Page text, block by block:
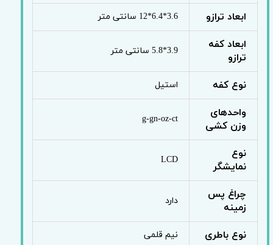
ابعاد ترازو 3.6*6.4*12 سانتی متر
ابعاد کفه
ترازو
3.9*5.8 سانتی متر
نوع کفه استیل
واحدهای
وزن کشی
g-gn-oz-ct
نوع
نمایشگر
LCD
چراغ پس
زمینه
دارد
نوع باطری نیم قلمی